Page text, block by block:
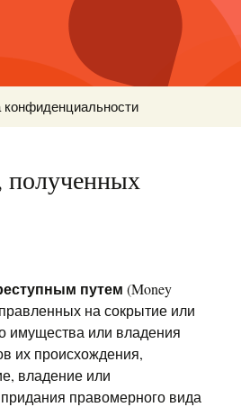
конфиденциальности
полученных
путем (Money
на сокрытие или
имущества или владения
их происхождения,
владение или
правомерного вида